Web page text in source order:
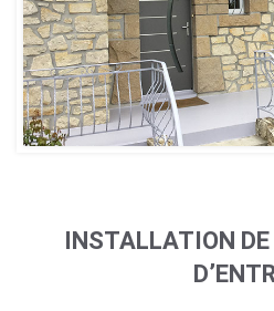
INSTALLATION DE